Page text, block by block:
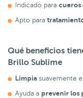
Indicado para cueros
Apto para
Qué beneficios
Brillo Sublime
Limpia suavemente
Ayuda a prevenir los